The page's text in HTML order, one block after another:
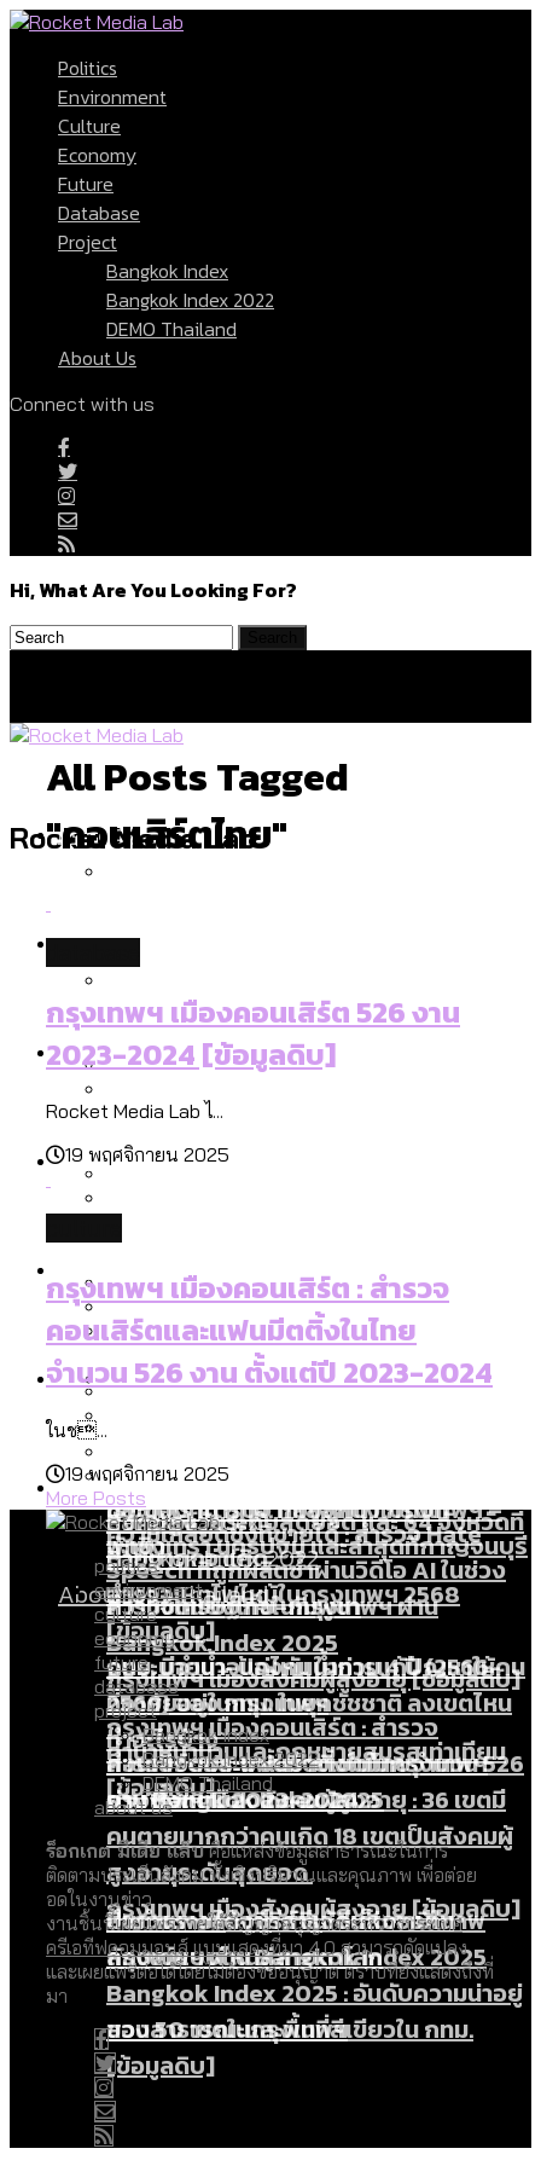
Politics
Environment
Culture
Economy
Future
Database
Project
Bangkok Index
Bangkok Index 2022
DEMO Thailand
About Us
Connect with us
Hi, What Are You Looking For?
Rocket Media Lab
Politics
สำรวจร่างงบปี 70 ของ กทม. สำนักการ
จราจรฯ เพิ่ม 150% มีเพียง 5 เขตที่งบเพิ่ม
โดยเขตจตุจักรสูงสุด
เมื่อแยกท่องเที่ยวออกจากกีฬา กระทรวง
ใหม่จะมีงบฯ ประมาณเท่าไร
สมุดจดการบ้าน ส.ก. 2569 : แต่ละเขตมี
ปัญหาอะไรที่ ส.ก. ต้องทำการบ้าน
สังเกตการณ์การเลือกตั้งชวนคุยกันถึงบท
เรียนที่เราได้รับจากเลือกตั้ง กรุงเทพฯ –
พัทยา
กทม. มีอำนาจแค่ไหน ในการแก้ปัญหาให้คน
ที่อาศัยอยู่ในกรุงเทพฯ
Environment
สำรวจเหตุไฟไหม้ในกรุงเทพฯ ส่วนใหญ่มา
จากไฟฟ้าลัดวงจร เขตจตุจักรเกิดไฟฟ้า
ลัดวงจรมากที่สุด
ขึ้นและเข้าถึงได้มากน้อยแค่ไหน
ขยะมูลฝอย 2568 [ข้อมูลดิบ]
ขยะของคน กทม. ที่ยังถูกนำไปทิ้งที่
ฉะเชิงเทรา นครปฐม และล่าสุดที่กาญจนบุรี
งบระบายน้ำ-ป้องกันน้ำท่วม 4 ปี (2566-
2569) ของ กทม. ในยุคชัชชาติ ลงเขตไหน
ทำอะไรบ้าง
Culture
โลกใบเดียว สิทธิไม่เท่ากัน: กฎหมายการ
ประเทศไหนทำได้บ้าง?
สำรวจ Hate Speech ที่ถูกผลิตซ้ำผ่าน
วิดีโอ AI ในช่วงความขัดแย้งไทย-กัมพูชา
ความเกลียดชังที่ขายได้ : สำรวจ Hate
Speech ที่ถูกผลิตซ้ำผ่านวิดีโอ AI ในช่วง
ความขัดแย้งไทย-กัมพูชา
กรุงเทพฯ เมืองคอนเสิร์ต : สำรวจ
คอนเสิร์ตและแฟนมีตติ้งในไทยจำนวน 526
งาน ตั้งแต่ปี 2023-2024
ปีนกำแพงส่องซีรีส์จีน: จีนส่งออกภาพ
ลักษณ์แบบไหนสู่สายตาโลก
Economy
งบคาบเกี่ยวในยุคชัชชาติ มีอะไร ใช้งบแค่
ไหน
ควันบุหรี่ที่เข้าปอด [ข้อมูลดิบ]
สำรวจเศรษฐกิจในกรุงเทพฯ ผ่าน
Bangkok Index 2025
สำรวจงบประมาณรายเขตในกรุงเทพฯ
ผ่าน Bangkok Index 2025
สำรวจรายได้จากการจัดเก็บภาษีใน
กรุงเทพฯ ผ่าน Bangkok Index 2025
สังคมผู้สูงอายุไทย [ข้อมูลดิบ]
สำรวจสังคมผู้สูงอายุไทย : 6 จังหวัดเป็น
สังคมสูงวัยระดับสุดยอด และ 64 จังหวัดที่
ตายมากกว่าเกิด
กรุงเทพฯ เมืองสังคมผู้สูงอายุ [ข้อมูลดิบ]
กรุงเทพฯ เมืองสังคมผู้สูงอายุ : 36 เขตมี
คนตายมากกว่าคนเกิด 18 เขตเป็นสังคมผู้
สูงอายุระดับสุดยอด
Bangkok Index 2025 : อันดับความน่าอยู่
ของ 50 เขตในกรุงเทพฯ
Database
สังคมผู้สูงอายุไทย [ข้อมูลดิบ]
สำรวจเหตุไฟไหม้ในกรุงเทพฯ 2568
[ข้อมูลดิบ]
คำนำหน้านามและกฎหมายสมรสเท่าเทียม
[ข้อมูลดิบ]
กรุงเทพฯ เมืองสังคมผู้สูงอายุ [ข้อมูลดิบ]
สวนสาธารณะและพื้นที่สีเขียวใน กทม.
[ข้อมูลดิบ]
Project
Bangkok Index
Bangkok Index 2022
DEMO Thailand
About Us
All Posts Tagged
"คอนเสิร์ตไทย"
กรุงเทพฯ เมืองคอนเสิร์ต 526 งาน
2023-2024 [ข้อมูลดิบ]
Rocket Media Lab ไ...
19 พฤศจิกายน 2025
กรุงเทพฯ เมืองคอนเสิร์ต : สำรวจ
คอนเสิร์ตและแฟนมีตติ้งในไทย
จำนวน 526 งาน ตั้งแต่ปี 2023-2024
ในช...
19 พฤศจิกายน 2025
More Posts
politics
environment
culture
economy
future
database
project
Bangkok Index
Bangkok Index 2022
DEMO Thailand
about us
ร็อกเกต มีเดีย แล็บคือแหล่งข้อมูลสาธารณะในการ
ติดตามประเด็นสังคม ทั้งเชิงปริมาณและคุณภาพ เพื่อต่อย
อดในงานข่าว
งานชิ้นนี้เผยแพร่ภายใต้สัญญาอนุญาตระหว่างประเทศ
ครีเอทีฟคอมมอนส์ แบบแสดงที่มา 4.0สามารถดัดแปลง
และเผยแพร่ต่อได้โดยไม่ต้องขออนุญาต ตราบที่ยังแสดงถึงที่
มา